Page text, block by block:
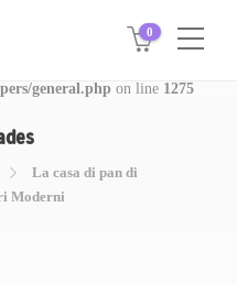
in
general.php on line 1275
0
La casa di pan di
Moderni